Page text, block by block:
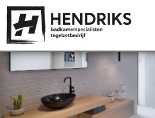
Home
Badkamers
Diensten
Showroom
Portfolio